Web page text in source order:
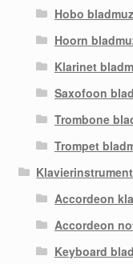
Hobo
Hoorn
Klarinet
Saxofoon
Trombone
Trompet
Accordeon
Accordeon
Keyboard